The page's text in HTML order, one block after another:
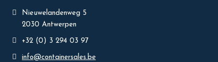
Nieuwelandenweg 5
2030 Antwerpen
+32 (0) 3 294 03 97
info@containersales.be